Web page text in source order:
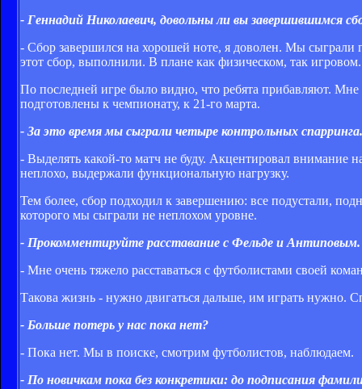
- Геннадий Николаевич, довольны ли вы завершившимся
- Сбор завершился на хорошей ноте, я доволен. Мы
этот сбор, выполнили. В плане как физическом, так игровом.
По последней игре было видно, что ребята прибавляют.
подготовлены к чемпионату, к 21-го марта.
- За это время мы сыграли четыре контрольных
- Выделять какой-то матч не буду. Акцентировал
неплохо, выдержали функциональную нагрузку.
Тем более, сбор подходил к завершению: все подустали,
которого мы сыграли не неплохом уровне.
- Прокомментируйте расставание с Фельде и Антиповым.
- Мне очень тяжело расставаться с футболистами своей
Такова жизнь - нужно двигаться дальше, им играть нужно.
- Больше потерь у нас пока нет?
- Пока нет. Мы в поиске, смотрим футболистов, наблюдаем.
- По новичкам пока без конкретики: до подписания